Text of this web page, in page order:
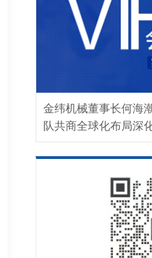
金纬机械董事长何海
队共商全球化布局深